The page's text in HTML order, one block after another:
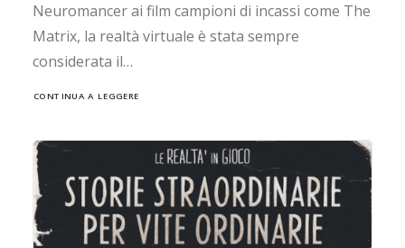
Neuromancer ai film campioni di incassi come The
Matrix, la realtà virtuale è stata sempre
considerata il…
CONTINUA A LEGGERE